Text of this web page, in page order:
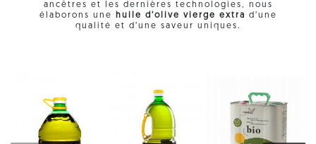
ancêtres et les dernières technologies, nous
élaborons une
huile d’olive vierge extra d’une
qualité et d’une saveur uniques.